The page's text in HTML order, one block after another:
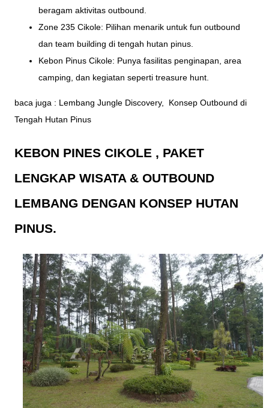
beragam aktivitas outbound.
Zone 235 Cikole: Pilihan menarik untuk fun outbound
dan team building di tengah hutan pinus.
Kebon Pinus Cikole: Punya fasilitas penginapan, area
camping, dan kegiatan seperti treasure hunt.
baca juga : Lembang Jungle Discovery, Konsep Outbound di
Tengah Hutan Pinus
KEBON PINES CIKOLE , PAKET
LENGKAP WISATA & OUTBOUND
LEMBANG DENGAN KONSEP HUTAN
PINUS.